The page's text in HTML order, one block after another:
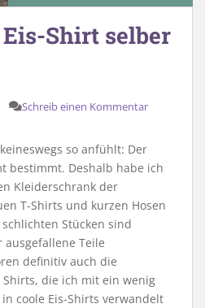
Shirt selber
Schreib einen Kommentar
so anfühlt: Der
bestimmt. Deshalb habe ich
Kleiderschrank der
T-Shirts und kurzen Hosen
Stücken sind
Teile
definitiv auch die
die ich mit ein wenig
coole Eis-Shirts verwandelt